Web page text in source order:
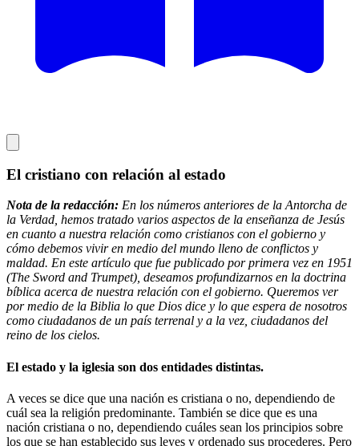
El cristiano con relación al estado
Nota de la redacción: En los números anteriores de la Antorcha de
la Verdad, hemos tratado varios aspectos de la enseñanza de Jesús
en cuanto a nuestra relación como cristianos con el gobierno y
cómo debemos vivir en medio del mundo lleno de conflictos y
maldad. En este artículo que fue publicado por primera vez en 1951
(The Sword and Trumpet), deseamos profundizarnos en la doctrina
bíblica acerca de nuestra relación con el gobierno. Queremos ver
por medio de la Biblia lo que Dios dice y lo que espera de nosotros
como ciudadanos de un país terrenal y a la vez, ciudadanos del
reino de los cielos.
El estado y la iglesia son dos entidades distintas.
A veces se dice que una nación es cristiana o no, dependiendo de
cuál sea la religión predominante. También se dice que es una
nación cristiana o no, dependiendo cuáles sean los principios sobre
los que se han establecido sus leyes y ordenado sus procederes. Pero